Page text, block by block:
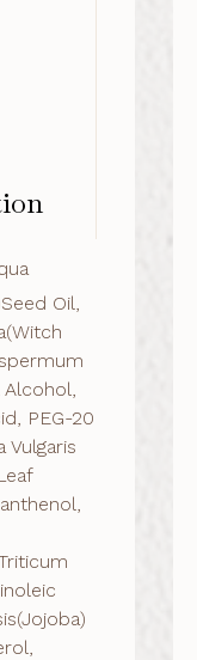
Oil,
PEG-20
Vulgaris